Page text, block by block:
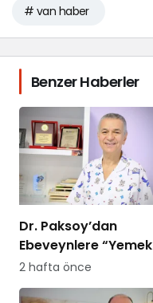
# van haber
Benzer Haberler
Dr. Paksoy’dan
Ebeveynlere “Yemek
Savaşı” Uyarısı: “B
Planı Sunmayın,
2 hafta önce